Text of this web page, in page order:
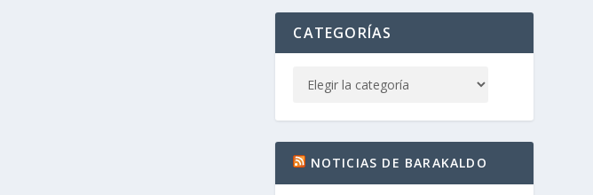
CATEGORÍAS
NOTICIAS DE BARAKALDO